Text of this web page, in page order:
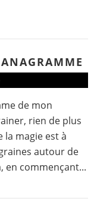
de mon
rien de plus
magie est à
autour de
en commençant...